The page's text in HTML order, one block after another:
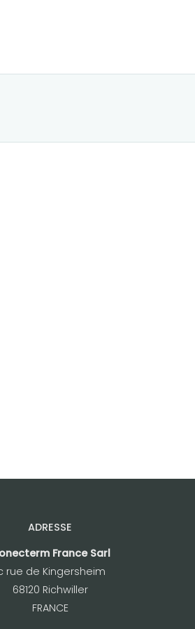
ADRESSE
France Sarl
rue de Kingersheim
68120 Richwiller
FRANCE